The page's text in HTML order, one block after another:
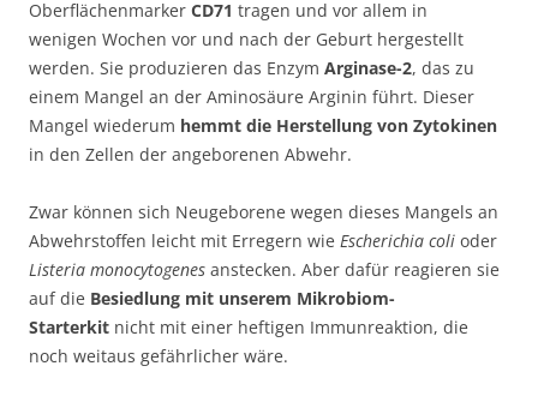
Oberflächenmarker CD71 tragen und vor allem in
wenigen Wochen vor und nach der Geburt hergestellt
werden. Sie produzieren das Enzym Arginase-2, das zu
einem Mangel an der Aminosäure Arginin führt. Dieser
Mangel wiederum hemmt die Herstellung von Zytokinen
in den Zellen der angeborenen Abwehr.
Zwar können sich Neugeborene wegen dieses Mangels an
Abwehrstoffen leicht mit Erregern wie Escherichia coli oder
Listeria monocytogenes anstecken. Aber dafür reagieren sie
auf die Besiedlung mit unserem Mikrobiom-
Starterkit nicht mit einer heftigen Immunreaktion, die
noch weitaus gefährlicher wäre.